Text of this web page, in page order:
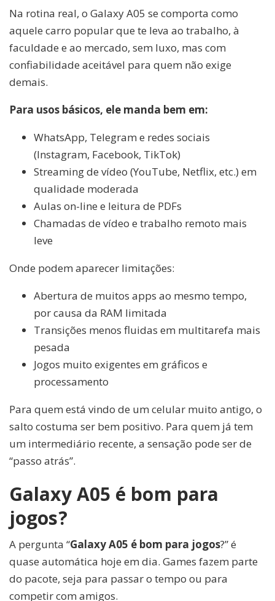
Na rotina real, o Galaxy A05 se comporta como
aquele carro popular que te leva ao trabalho, à
faculdade e ao mercado, sem luxo, mas com
confiabilidade aceitável para quem não exige
demais.
Para usos básicos, ele manda bem em:
WhatsApp, Telegram e redes sociais
(Instagram, Facebook, TikTok)
Streaming de vídeo (YouTube, Netflix, etc.) em
qualidade moderada
Aulas on-line e leitura de PDFs
Chamadas de vídeo e trabalho remoto mais
leve
Onde podem aparecer limitações:
Abertura de muitos apps ao mesmo tempo,
por causa da RAM limitada
Transições menos fluidas em multitarefa mais
pesada
Jogos muito exigentes em gráficos e
processamento
Para quem está vindo de um celular muito antigo, o
salto costuma ser bem positivo. Para quem já tem
um intermediário recente, a sensação pode ser de
“passo atrás”.
Galaxy A05 é bom para
jogos?
A pergunta “Galaxy A05 é bom para jogos?” é
quase automática hoje em dia. Games fazem parte
do pacote, seja para passar o tempo ou para
competir com amigos.